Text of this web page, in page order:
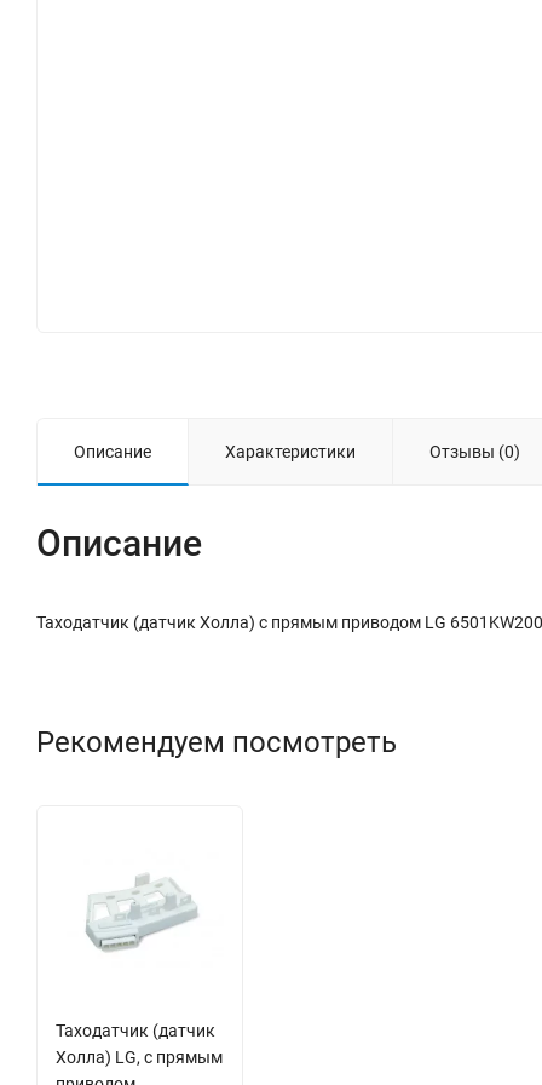
Описание Характеристики Отзывы (0)
Описание
Таходатчик (датчик Холла) с прямым приводом LG
Рекомендуем посмотреть
Таходатчик (датчик
Холла) LG, с прямым